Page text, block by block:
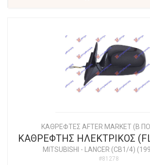
ΚΑΘΡΕΦΤΕΣ AFTER MARKET (Β
ΚΑΘΡΕΦΤΗΣ ΗΛΕΚΤΡΙΚΟΣ
MITSUBISHI - LANCER (CB1/4)
#81278